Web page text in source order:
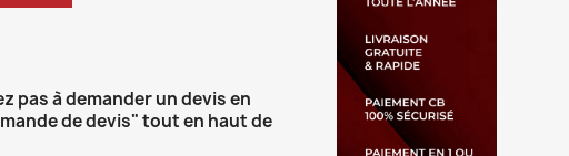
pas à demander un devis en
de devis" tout en haut de